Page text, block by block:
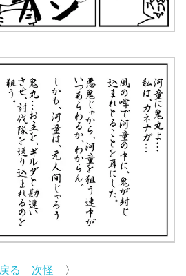
る 次怪 〉